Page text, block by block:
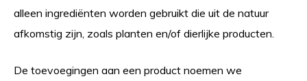
alleen ingrediënten worden gebruikt die uit de natuur
afkomstig zijn, zoals planten en/of dierlijke producten.
De toevoegingen aan een product noemen we